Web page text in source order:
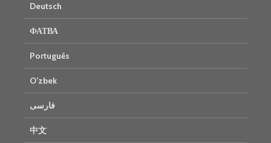
Deutsch
ФАТВА
Português
O’zbek
فارسی
中文